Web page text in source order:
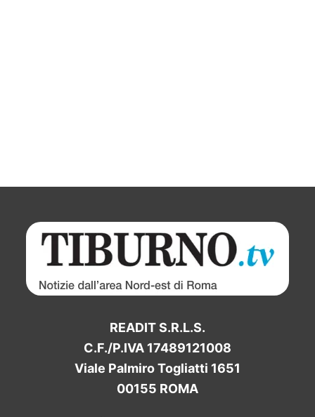
READIT S.R.L.S.
C.F./P.IVA 17489121008
Viale Palmiro Togliatti 1651
00155 ROMA